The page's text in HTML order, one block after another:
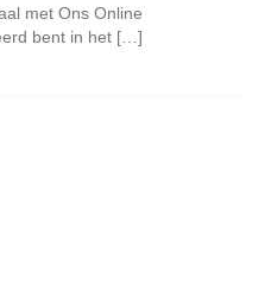
met Ons Online
bent in het […]